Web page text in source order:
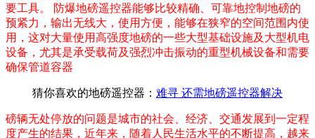
要工具。 防爆地磅遥控器能够比较精确、可靠地控制地磅的
预紧力，输出无线大，使用方便，能够在狭窄的空间范围内使
用，这对大量使用高强度地磅的一些大型基础设施及大型机电
设备，尤其是承受载荷及强烈冲击振动的重型机械设备和需要
确保管道容器
猜你喜欢的地磅遥控器： 难寻 还需地磅遥控器解决
磅辆无处停放的问题是城市的社会、经济、交通发展到一定程
度产生的结果，近年来，随着人民生活水平的不断提高，越来